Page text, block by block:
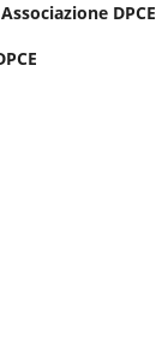
DPCE